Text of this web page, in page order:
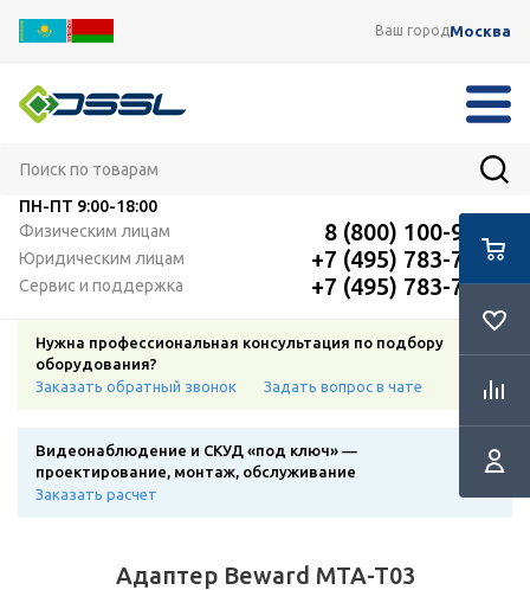
Ваш городМосква
ПН-ПТ 9:00-18:00
Физическим лицам
8 (800) 100-91-12
Юридическим лицам +7 (495) 783-72-87
Сервис и поддержка +7 (495) 783-72-87
Нужна профессиональная консультация по подбору
оборудования?
Заказать обратный звонок
Задать вопрос в чате
Видеонаблюдение и СКУД «под ключ» —
проектирование, монтаж, обслуживание
Заказать расчет
Адаптер Beward MTA-T03